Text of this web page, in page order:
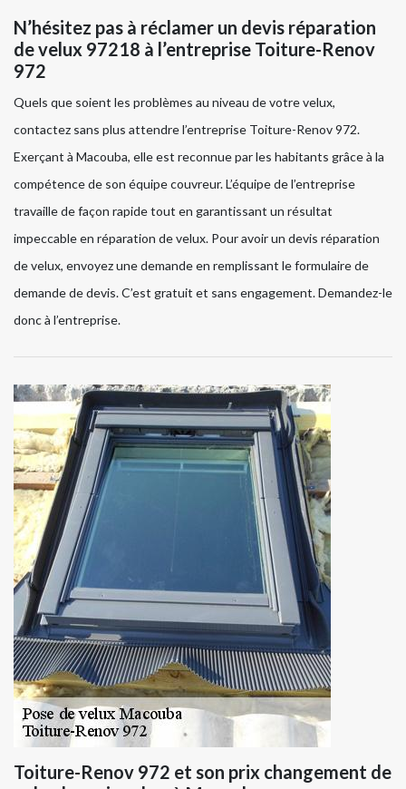
N’hésitez pas à réclamer un devis réparation
de velux 97218 à l’entreprise Toiture-Renov
972
Quels que soient les problèmes au niveau de votre velux,
contactez sans plus attendre l’entreprise Toiture-Renov 972.
Exerçant à Macouba, elle est reconnue par les habitants grâce à la
compétence de son équipe couvreur. L’équipe de l’entreprise
travaille de façon rapide tout en garantissant un résultat
impeccable en réparation de velux. Pour avoir un devis réparation
de velux, envoyez une demande en remplissant le formulaire de
demande de devis. C’est gratuit et sans engagement. Demandez-le
donc à l’entreprise.
Toiture-Renov 972 et son prix changement de